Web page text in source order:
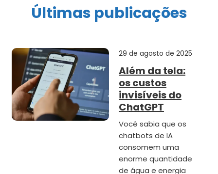
Últimas publicações
29 de agosto de 2025
Além da tela:
os custos
invisíveis do
ChatGPT
Você sabia que os
chatbots de IA
consomem uma
enorme quantidade
de água e energia